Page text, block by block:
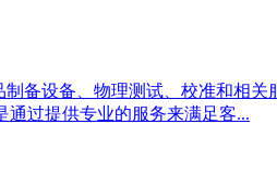
备设备、物理测试、校准和相
过提供专业的服务来满足客...